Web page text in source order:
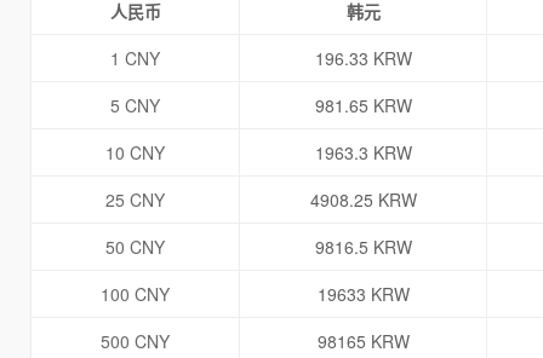
人民币
韩元
1 CNY
196.33 KRW
5 CNY
981.65 KRW
10 CNY
1963.3 KRW
25 CNY
4908.25 KRW
50 CNY
9816.5 KRW
100 CNY
19633 KRW
500 CNY
98165 KRW